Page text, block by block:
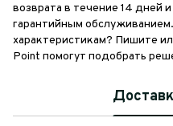
возврата в течение 14 дней
гарантийным
характеристикам? Пишите
Point помогут подобрать